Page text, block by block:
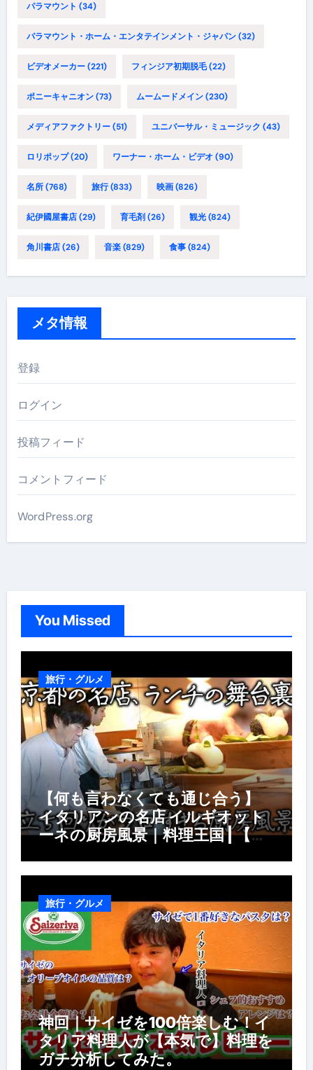
パラマウント (34)
パラマウント・ホーム・エンタテインメント・ジャパン(32)
ビデオメーカー(221) フィンジア初期脱毛(22)
ポニーキャニオン(73) ムームードメイン(230)
メディアファクトリー(51) ユニバーサル・ミュージック (43)
ロリポップ(20) ワーナー・ホーム・ビデオ (90)
名所(768) 旅行(833) 映画(826)
紀伊國屋書店(29) 育毛剤 (26) 観光(824)
角川書店(26) 音楽(829) 食事(824)
メタ情報
登録
ログイン
投稿フィード
コメントフィード
WordPress.org
You Missed
旅行・グルメ
【何も言わなくても通じ合う】
イタリアンの名店 イルギオット
ーネの厨房風景｜料理王国 | 【厨
風景】
旅行・グルメ
神回｜サイゼを100倍楽しむ！イ
タリア料理人が【本気で】料理を
ガチ分析してみた。